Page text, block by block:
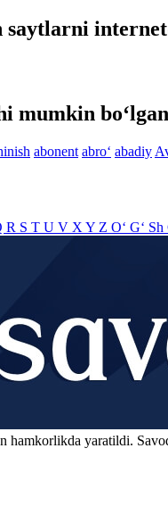
saytlarni
mumkin
abonent abro‘ abadiy
R S T U V X Y Z O‘ G‘ Sh
hamkorlikda yaratildi.